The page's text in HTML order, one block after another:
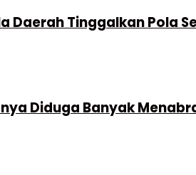
Daerah Tinggalkan Pola
Diduga Banyak